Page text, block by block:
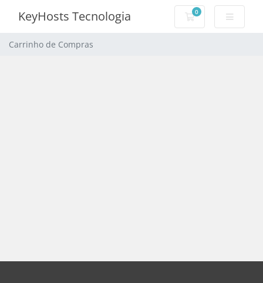
KeyHosts Tecnologia 0
Carrinho de
Carrinho de Compras